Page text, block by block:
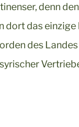
denn
das
des